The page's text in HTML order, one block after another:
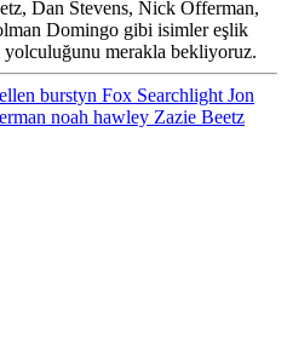
Dan Stevens, Nick Offerman,
Domingo gibi isimler eşlik
merakla bekliyoruz.
ellen burstyn Fox Searchlight Jon
noah hawley Zazie Beetz